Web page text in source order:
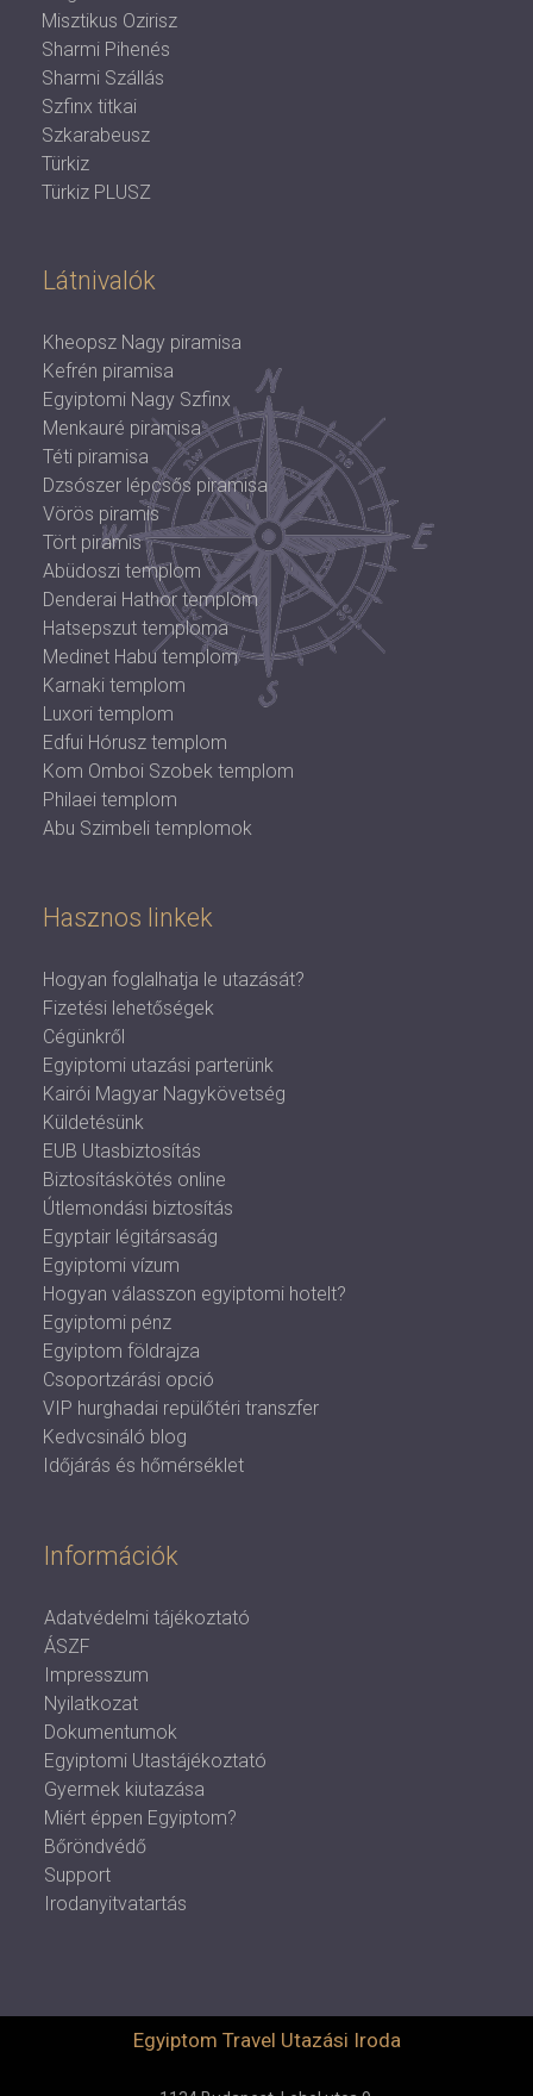
Misztikus Ozirisz
Sharmi Pihenés
Sharmi Szállás
Szfinx titkai
Szkarabeusz
Türkiz
Türkiz PLUSZ
Látnivalók
Kheopsz Nagy piramisa
Kefrén piramisa
Egyiptomi Nagy Szfinx
Menkauré piramisa
Téti piramisa
Dzsószer lépcsős piramisa
Vörös piramis
Tört piramis
Abüdoszi templom
Denderai Hathor templom
Hatsepszut temploma
Medinet Habu templom
Karnaki templom
Luxori templom
Edfui Hórusz templom
Kom Omboi Szobek templom
Philaei templom
Abu Szimbeli templomok
Hasznos linkek
Hogyan foglalhatja le utazását?
Fizetési lehetőségek
Cégünkről
Egyiptomi utazási parterünk
Kairói Magyar Nagykövetség
Küldetésünk
EUB Utasbiztosítás
Biztosításkötés online
Útlemondási biztosítás
Egyptair légitársaság
Egyiptomi vízum
Hogyan válasszon egyiptomi hotelt?
Egyiptomi pénz
Egyiptom földrajza
Csoportzárási opció
VIP hurghadai repülőtéri transzfer
Kedvcsináló blog
Időjárás és hőmérséklet
Információk
Adatvédelmi tájékoztató
ÁSZF
Impresszum
Nyilatkozat
Dokumentumok
Egyiptomi Utastájékoztató
Gyermek kiutazása
Miért éppen Egyiptom?
Bőröndvédő
Support
Irodanyitvatartás
Egyiptom Travel Utazási Iroda